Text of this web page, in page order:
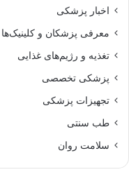
اخبار پزشکی
معرفی پزشکان و کلینیک‌ها
تغذیه و رژیم‌های غذایی
پزشکی تخصصی
تجهیزات پزشکی
طب سنتی
سلامت روان